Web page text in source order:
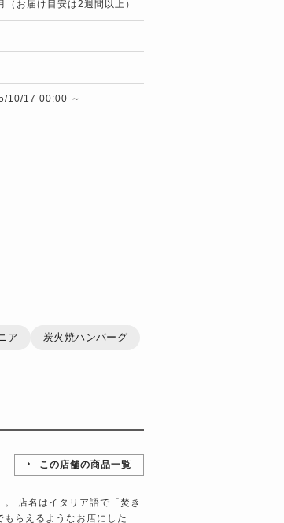
（お届け目安は2週間以上）
10/17 00:00 ～
ア 炭火焼ハンバーグ
この店舗の商品一覧
店名はイタリア語で「焚き
らえるようなお店にした